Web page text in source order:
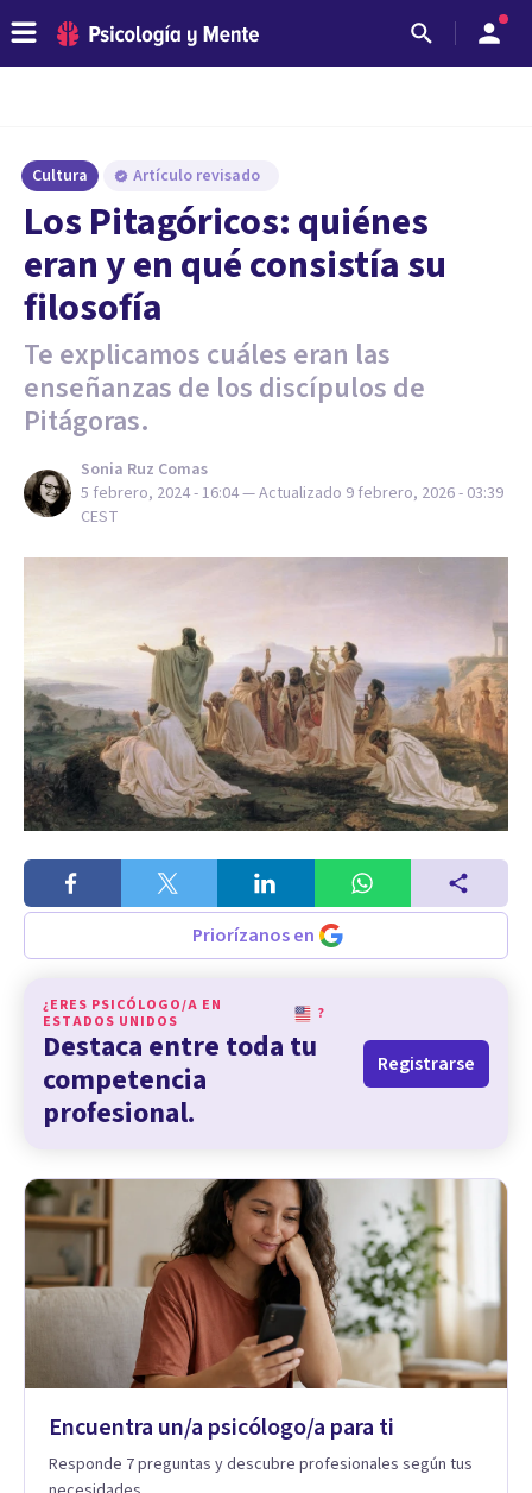
Cultura Artículo revisado
Los Pitagóricos: quiénes
eran y en qué consistía su
filosofía
Te explicamos cuáles eran las
enseñanzas de los discípulos de
Pitágoras.
Sonia Ruz Comas
5 febrero, 2024 - 16:04— Actualizado 9 febrero, 2026 - 03:39
CEST
Priorízanos en
¿ERES PSICÓLOGO/A EN
ESTADOS UNIDOS
?
Destaca entre toda tu
competencia
profesional.
Registrarse
Encuentra un/a psicólogo/a para ti
Responde 7 preguntas y descubre profesionales según tus